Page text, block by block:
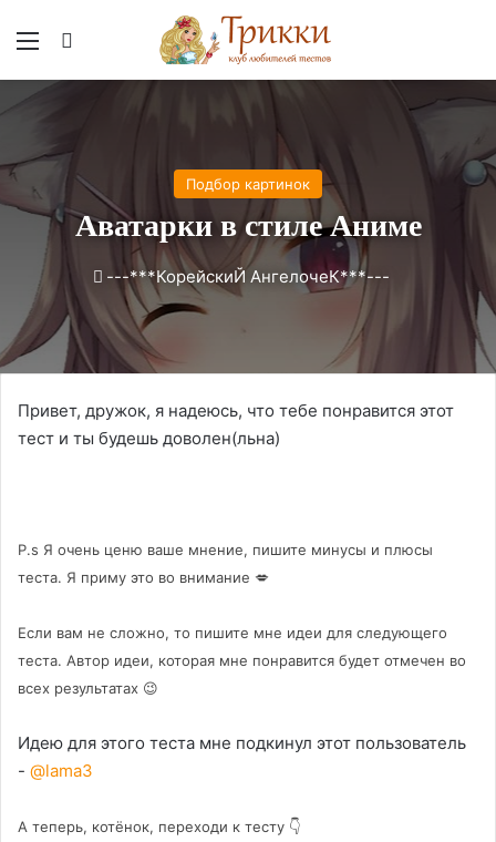
Меню
Подбор картинок
Аватарки в стиле Аниме
---***КорейскиЙ АнгелочеК***---
Привет, дружок, я надеюсь, что тебе понравится этот
тест и ты будешь доволен(льна)
P.s Я очень ценю ваше мнение, пишите минусы и плюсы
теста. Я приму это во внимание 💋
Если вам не сложно, то пишите мне идеи для следующего
теста. Автор идеи, которая мне понравится будет отмечен во
всех результатах 😉
Идею для этого теста мне подкинул этот пользователь
- @lama3
А теперь, котёнок, переходи к тесту 👇